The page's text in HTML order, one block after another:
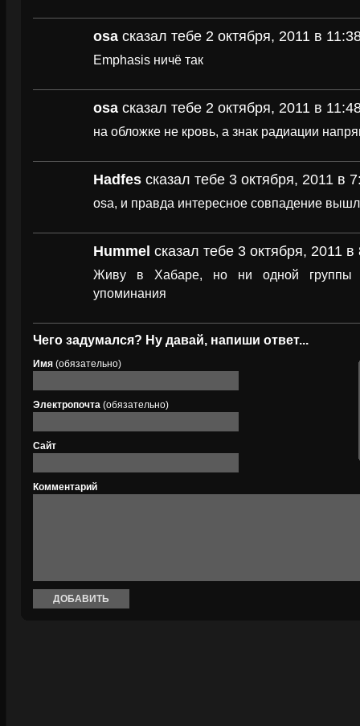
osa сказал тебе 2 октября, 2011 в
Emphasis ничё так
osa сказал тебе 2 октября, 2011 в
на обложке не кровь, а знак радиации
Hadfes сказал тебе 3 октября, 2011 в
osa, и правда интересное совпадение
Hummel сказал тебе 3 октября, 2011
Живу в Хабаре, но ни одной
упоминания
Чего задумался? Ну давай, напиши ответ...
Имя (обязательно)
Электропочта (обязательно)
Сайт
Комментарий